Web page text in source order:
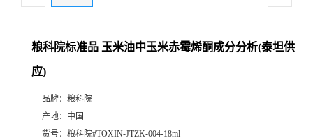
粮科院标准品 玉米油中玉米赤霉烯酮成分分析(泰坦供
应)
品牌： 粮科院
产地： 中国
货号： 粮科院#TOXIN-JTZK-004-18ml